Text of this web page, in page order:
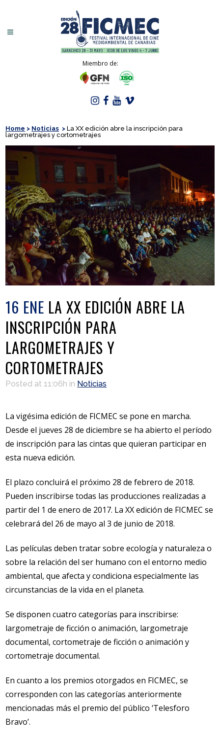
Miembro de:
Home > Noticias >La XX edición abre la inscripción para
largometrajes y cortometrajes
16 ENE LA XX EDICIÓN ABRE LA
INSCRIPCIÓN PARA
LARGOMETRAJES Y
CORTOMETRAJES
Posted at 11:06h in Noticias
La vigésima edición de FICMEC se pone en marcha.
Desde el jueves 28 de diciembre se ha abierto el período
de inscripción para las cintas que quieran participar en
esta nueva edición.
El plazo concluirá el próximo 28 de febrero de 2018.
Pueden inscribirse todas las producciones realizadas a
partir del 1 de enero de 2017. La XX edición de FICMEC se
celebrará del 26 de mayo al 3 de junio de 2018.
Las películas deben tratar sobre ecología y naturaleza o
sobre la relación del ser humano con el entorno medio
ambiental, que afecta y condiciona especialmente las
circunstancias de la vida en el planeta.
Se disponen cuatro categorías para inscribirse:
largometraje de ficción o animación, largometraje
documental, cortometraje de ficción o animación y
cortometraje documental.
En cuanto a los premios otorgados en FICMEC, se
corresponden con las categorías anteriormente
mencionadas más el premio del público ‘Telesforo
Bravo’.